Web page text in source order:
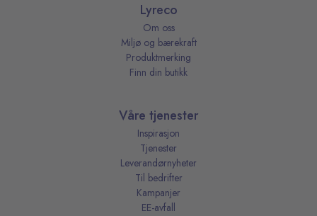
Lyreco
Om oss
Miljø og bærekraft
Produktmerking
Finn din butikk
Våre tjenester
Inspirasjon
Tjenester
Leverandørnyheter
Til bedrifter
Kampanjer
EE-avfall